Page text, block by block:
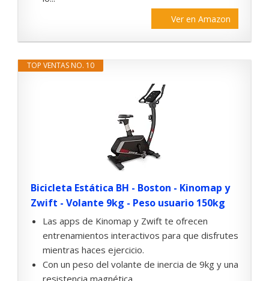
Ver en Amazon
TOP VENTAS NO. 10
Bicicleta Estática BH - Boston - Kinomap y
Zwift - Volante 9kg - Peso usuario 150kg
Las apps de Kinomap y Zwift te ofrecen
entrenamientos interactivos para que disfrutes
mientras haces ejercicio.
Con un peso del volante de inercia de 9kg y una